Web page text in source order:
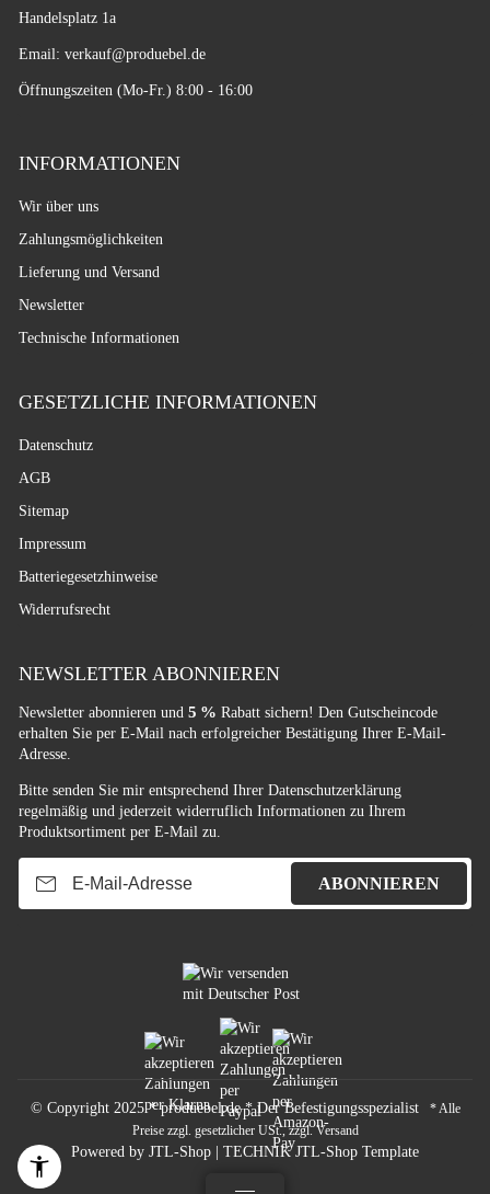
Handelsplatz 1a
Email: verkauf@produebel.de
Öffnungszeiten (Mo-Fr.) 8:00 - 16:00
INFORMATIONEN
Wir über uns
Zahlungsmöglichkeiten
Lieferung und Versand
Newsletter
Technische Informationen
GESETZLICHE INFORMATIONEN
Datenschutz
AGB
Sitemap
Impressum
Batteriegesetzhinweise
Widerrufsrecht
NEWSLETTER ABONNIEREN
Newsletter abonnieren und 5 % Rabatt sichern! Den Gutscheincode
erhalten Sie per E-Mail nach erfolgreicher Bestätigung Ihrer E-Mail-
Adresse.
Bitte senden Sie mir entsprechend Ihrer Datenschutzerklärung
regelmäßig und jederzeit widerruflich Informationen zu Ihrem
Produktsortiment per E-Mail zu.
ABONNIEREN
© Copyright 2025 * produebel.de * Der Befestigungsspezialist
* Alle
Preise zzgl. gesetzlicher USt., zzgl.Versand
Powered by JTL-Shop TECHNIK JTL-Shop Template